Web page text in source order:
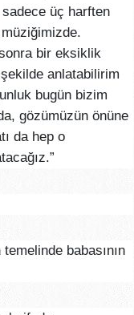
sadece üç harften
bir eksiklik
anlatabilirim
bugün bizim
gözümüzün önüne
da hep o
babasının